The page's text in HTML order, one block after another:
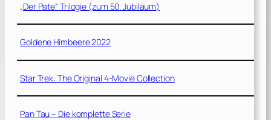
„Der Pate“ Trilogie (zum 50. Jubiläum)
Goldene Himbeere 2022
Star Trek: The Original 4-Movie Collection
Pan Tau – Die komplette Serie